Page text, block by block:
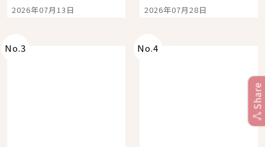
Tokyo Plaza」搭船、
購物、美食及夜景，一
2026年07月13日 影視作品推薦
2026年07月28日
No.3 No.4
Share